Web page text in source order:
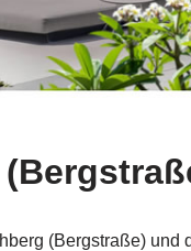
(Bergstraße)